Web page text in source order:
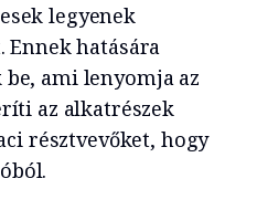
legyenek
hatására
ami lenyomja az
az alkatrészek
résztvevőket, hogy